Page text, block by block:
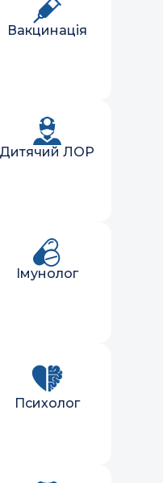
Вакцинація
Дитячий ЛОР
Імунолог
Психолог